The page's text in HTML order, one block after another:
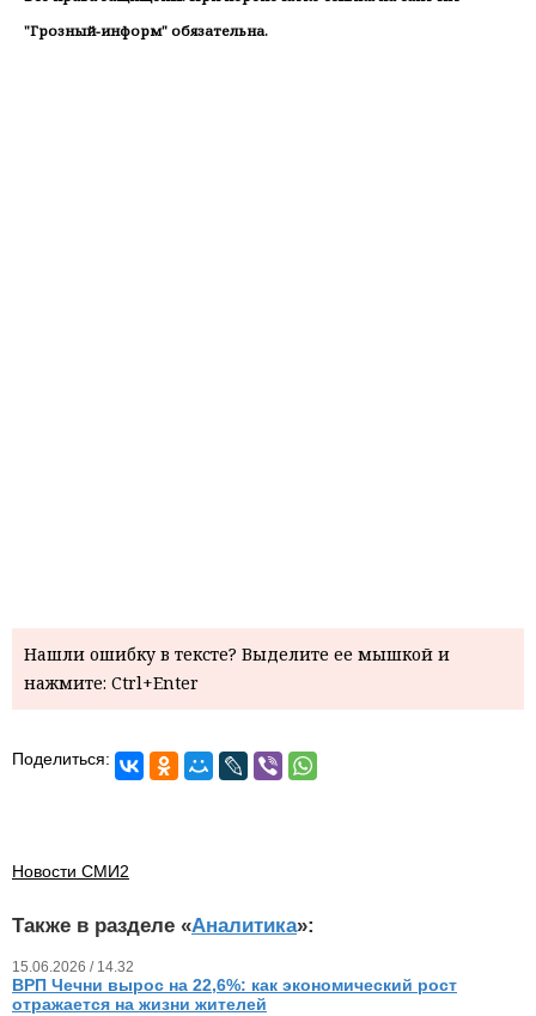
"Грозный-информ" обязательна.
Нашли ошибку в тексте? Выделите ее мышкой и
нажмите: Ctrl+Enter
Поделиться:
Новости СМИ2
Также в разделе «Аналитика»:
15.06.2026 / 14.32
ВРП Чечни вырос на 22,6%: как экономический рост
отражается на жизни жителей